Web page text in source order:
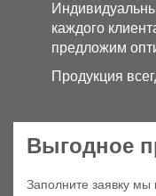
каждого
предложим
Продукция
Выгодное
Заполните заявку